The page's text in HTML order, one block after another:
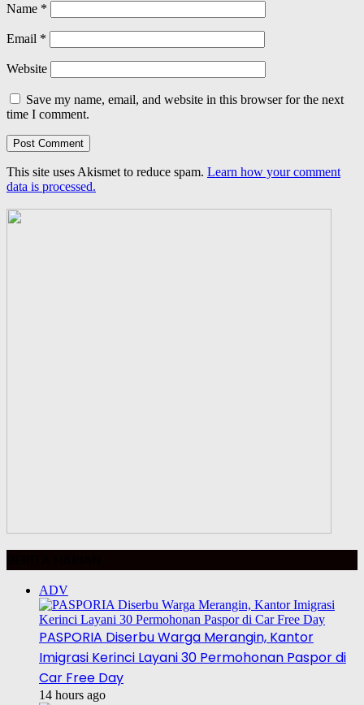
Name *
Email *
Website
Save my name, email, and website in this browser for the next
time I comment.
This site uses Akismet to reduce spam. Learn how your comment
data is processed.
ADV
PASPORIA Diserbu Warga Merangin, Kantor
Imigrasi Kerinci Layani 30 Permohonan Paspor di
Car Free Day
14 hours ago